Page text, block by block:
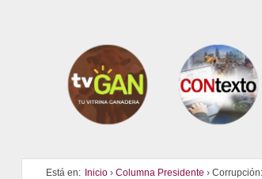
Está en: Inicio › Columna Presidente ›